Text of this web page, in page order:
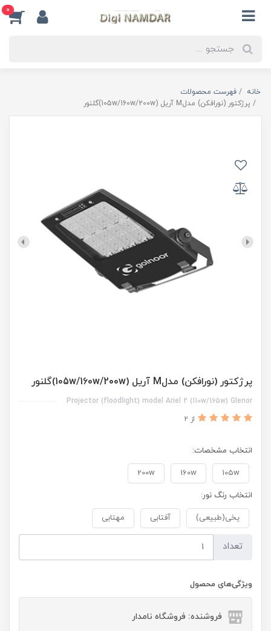
0
خانه
فهرست محصولات
پرژکتور (نورافکن) مدلM آریل (105w/160w/200w)گلنور
پرژکتور (نورافکن) مدلM آریل (105w/160w/200w)گلنور
Projector (floodlight) model Ariel 2 (110w/165w) Glenor
از 2
انتخاب مشخصات:
105w
160w
200w
انتخاب رنگ نور:
یخی(طبیعی) آفتابی مهتابی
تعداد
ویژگی‌های محصول
فروشنده: فروشگاه نامدار